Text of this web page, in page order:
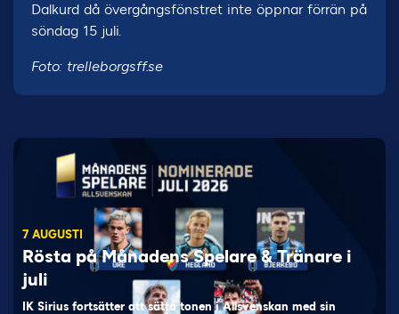
Dalkurd då övergångsfönstret inte öppnar förrän på
söndag 15 juli.
Foto: trelleborgsff.se
7 AUGUSTI
Rösta på Månadens Spelare & Tränare i
juli
IK Sirius fortsätter att sätta tonen i Allsvenskan med sin